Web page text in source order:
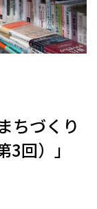
ちづくり
回）」